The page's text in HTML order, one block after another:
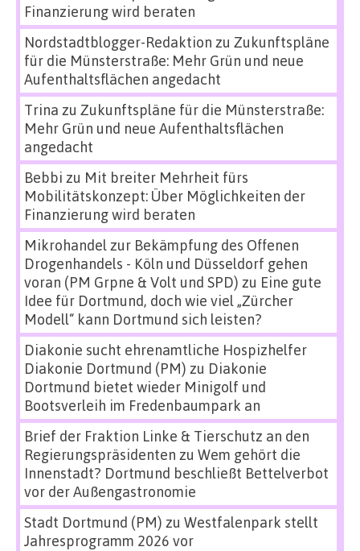
Finanzierung wird beraten
Nordstadtblogger-Redaktion zu Zukunftspläne
für die Münsterstraße: Mehr Grün und neue
Aufenthaltsflächen angedacht
Trina zu Zukunftspläne für die Münsterstraße:
Mehr Grün und neue Aufenthaltsflächen
angedacht
Bebbi zu Mit breiter Mehrheit fürs
Mobilitätskonzept: Über Möglichkeiten der
Finanzierung wird beraten
Mikrohandel zur Bekämpfung des Offenen
Drogenhandels - Köln und Düsseldorf gehen
voran (PM Grpne & Volt und SPD) zu Eine gute
Idee für Dortmund, doch wie viel „Zürcher
Modell“ kann Dortmund sich leisten?
Diakonie sucht ehrenamtliche Hospizhelfer
Diakonie Dortmund (PM) zu Diakonie
Dortmund bietet wieder Minigolf und
Bootsverleih im Fredenbaumpark an
Brief der Fraktion Linke & Tierschutz an den
Regierungspräsidenten zu Wem gehört die
Innenstadt? Dortmund beschließt Bettelverbot
vor der Außengastronomie
Stadt Dortmund (PM) zu Westfalenpark stellt
Jahresprogramm 2026 vor